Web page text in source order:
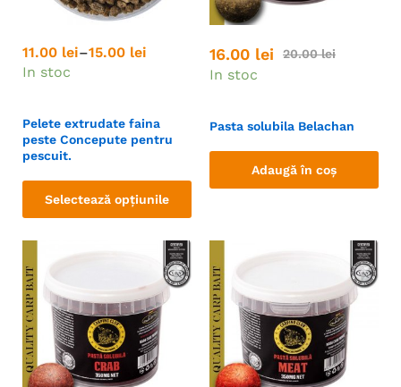
11.00 lei–15.00 lei
In stoc
Pelete extrudate faina
peste Concepute pentru
pescuit.
Selectează opțiunile
16.00 lei 20.00lei
In stoc
Pasta solubila Belachan
Adaugă în coș